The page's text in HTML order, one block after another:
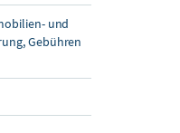
und
Gebühren